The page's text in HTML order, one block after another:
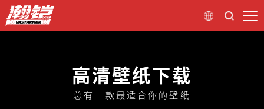
高清壁纸下载
总有一款最适合你的壁纸